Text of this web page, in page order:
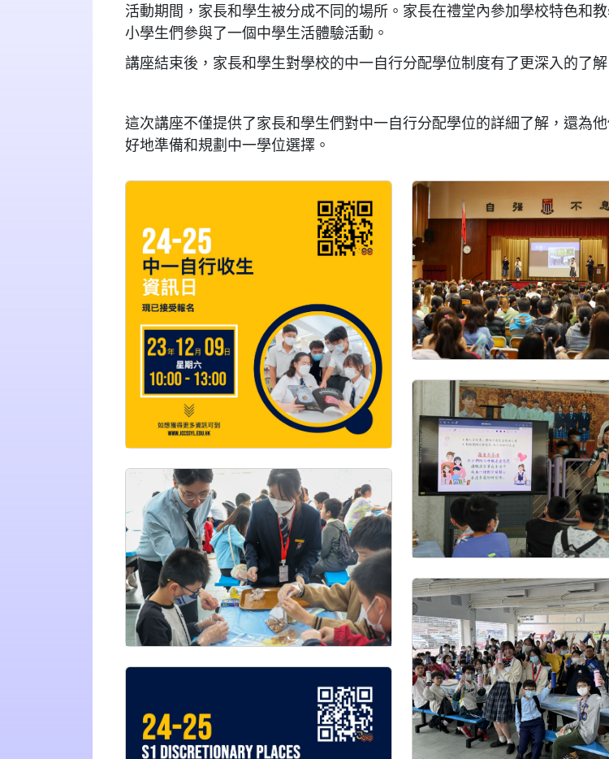
活動期間，家長和學生被分成不同的場所。家長在禮堂內參加學校特色和
小學生們參與了一個中學生活體驗活動。
講座結束後，家長和學生對學校的中一自行分配學位制度有了更深入的了解
這次講座不僅提供了家長和學生們對中一自行分配學位的詳細了解，還為
好地準備和規劃中一學位選擇。